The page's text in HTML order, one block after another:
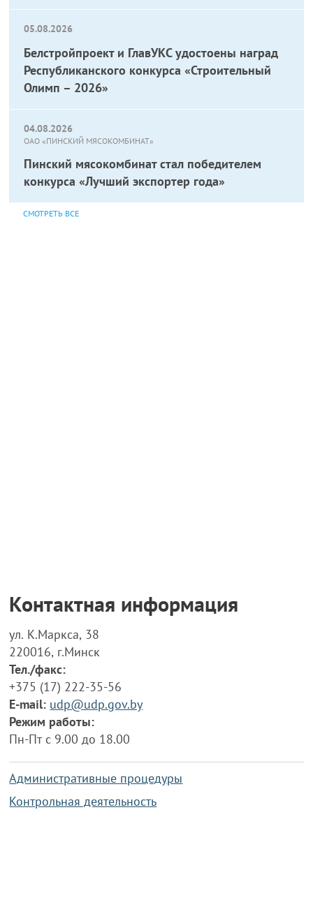
05.08.2026
Белстройпроект и ГлавУКС удостоены наград
Республиканского конкурса «Строительный
Олимп – 2026»
04.08.2026
ОАО «ПИНСКИЙ МЯСОКОМБИНАТ»
Пинский мясокомбинат стал победителем
конкурса «Лучший экспортер года»
СМОТРЕТЬ ВСЕ
Контактная информация
ул. К.Маркса, 38
220016, г.Минск
Тел./факс:
+375 (17) 222-35-56
E-mail: udp@udp.gov.by
Режим работы:
Пн-Пт с 9.00 до 18.00
Административные процедуры
Контрольная деятельность